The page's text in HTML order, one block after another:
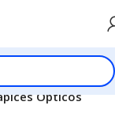
Opticos